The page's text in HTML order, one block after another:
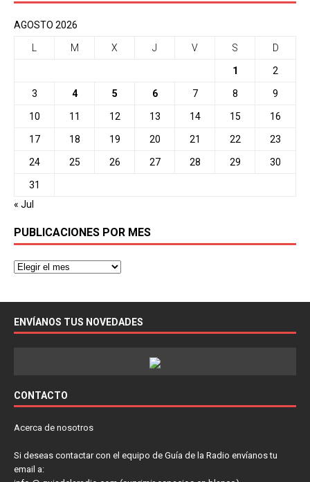
AGOSTO 2026
M X J V S D
1 2
3 4 5 6 7 8 9
10 11 12 13 14 15 16
17 18 19 20 21 22 23
24 25 26 27 28 29 30
31
« Jul
PUBLICACIONES POR MES
ENVÍANOS TUS NOVEDADES
CONTACTO
Acerca de nosotros
Si deseas contactar con el equipo de Guía de la Radio envíanos tu
email a: